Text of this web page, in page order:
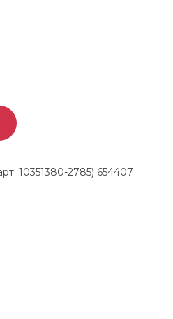
10351380-2785) 654407